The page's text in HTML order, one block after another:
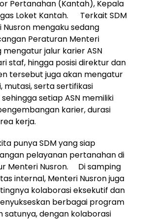
Pertanahan (Kantah), Kepala
Loket Kantah. Terkait SDM
Nusron mengaku sedang
Peraturan Menteri
jalur karier ASN
staf, hingga posisi direktur dan
tersebut juga akan mengatur
mutasi, serta sertifikasi
setiap ASN memiliki
karier, durasi
kerja.
punya SDM yang siap
pelayanan pertanahan di
Menteri Nusron. Di samping
internal, Menteri Nusron juga
kolaborasi eksekutif dan
berbagai program
satunya, dengan kolaborasi